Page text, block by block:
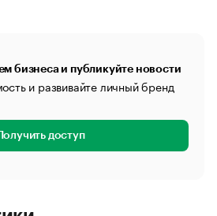
бизнеса и публикуйте новости
и развивайте личный бренд
Получить доступ